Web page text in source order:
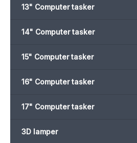
13" Computer tasker
14" Computer tasker
15" Computer tasker
16" Computer tasker
17" Computer tasker
3D lamper